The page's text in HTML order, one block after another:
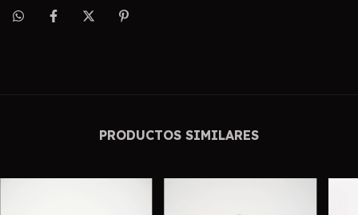
PRODUCTOS SIMILARES